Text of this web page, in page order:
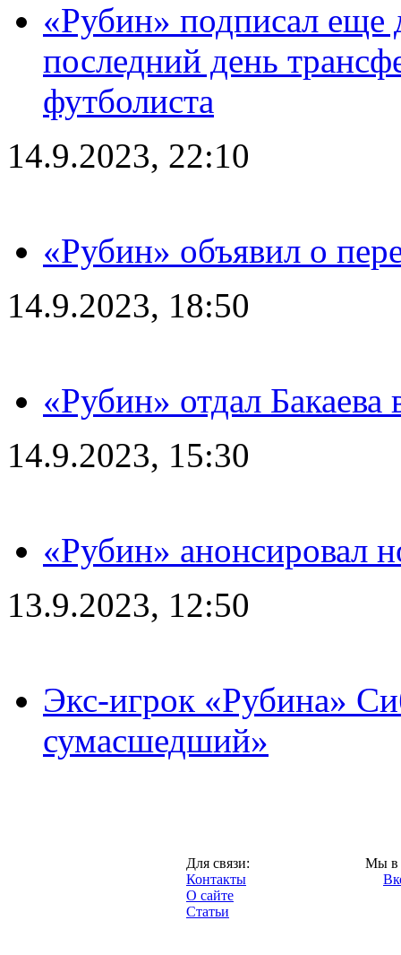
«Рубин» подписал еще
последний день
футболиста
14.9.2023, 22:10
«Рубин» объявил о
14.9.2023, 18:50
«Рубин» отдал
14.9.2023, 15:30
«Рубин» анонсировал
13.9.2023, 12:50
Экс-игрок «Рубина»
сумасшедший»
Для связи:
Контакты
О сайте
Статьи
Мы в